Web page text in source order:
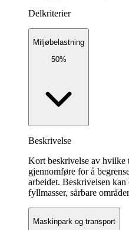
Delkriterier
Miljøbelastning
50%
Beskrivelse
Kort beskrivelse av hvilke
gjennomføre for å
arbeidet. Beskrivelsen
fyllmasser, sårbare
Maskinpark og transport